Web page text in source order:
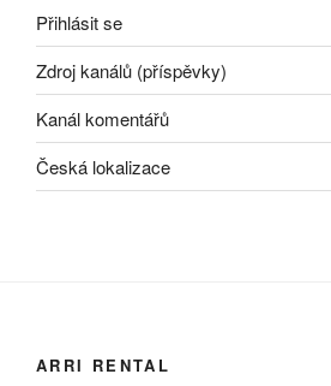
Přihlásit se
Zdroj kanálů (příspěvky)
Kanál komentářů
Česká lokalizace
ARRI RENTAL